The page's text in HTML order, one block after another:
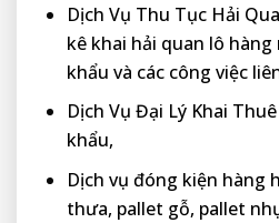
Dịch Vụ Thu Tục Hải
kê khai hải quan lô
khẩu và các công việc
Dịch Vụ Đại Lý Khai
khẩu,
Dịch vụ đóng kiện hàng
thưa, pallet gỗ, pallet